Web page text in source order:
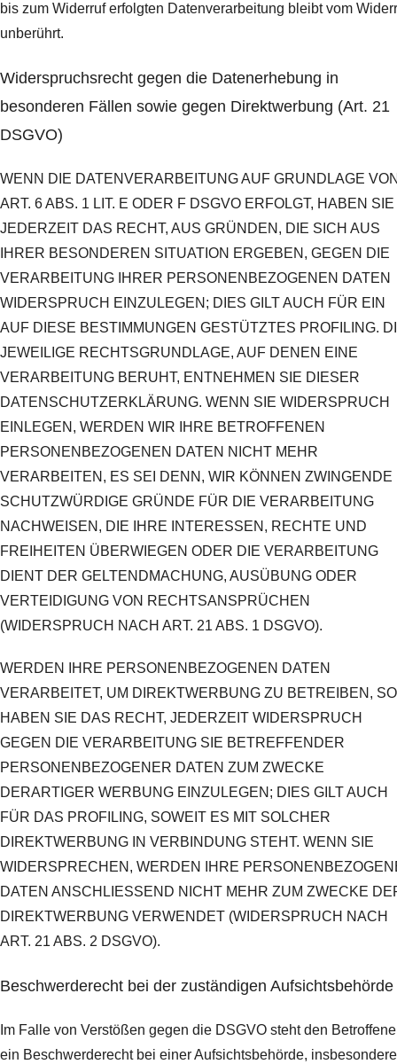
bis zum Widerruf erfolgten Datenverarbeitung bleibt vom
unberührt.
Widerspruchsrecht gegen die Datenerhebung in
besonderen Fällen sowie gegen Direktwerbung (Art. 21
DSGVO)
WENN DIE DATENVERARBEITUNG AUF GRUNDLAGE
ART. 6 ABS. 1 LIT. E ODER F DSGVO ERFOLGT, HABEN SIE
JEDERZEIT DAS RECHT, AUS GRÜNDEN, DIE SICH AUS
IHRER BESONDEREN SITUATION ERGEBEN, GEGEN DIE
VERARBEITUNG IHRER PERSONENBEZOGENEN DATEN
WIDERSPRUCH EINZULEGEN; DIES GILT AUCH FÜR EIN
AUF DIESE BESTIMMUNGEN GESTÜTZTES PROFILING.
JEWEILIGE RECHTSGRUNDLAGE, AUF DENEN EINE
VERARBEITUNG BERUHT, ENTNEHMEN SIE DIESER
DATENSCHUTZERKLÄRUNG. WENN SIE WIDERSPRUCH
EINLEGEN, WERDEN WIR IHRE BETROFFENEN
PERSONENBEZOGENEN DATEN NICHT MEHR
VERARBEITEN, ES SEI DENN, WIR KÖNNEN ZWINGENDE
SCHUTZWÜRDIGE GRÜNDE FÜR DIE VERARBEITUNG
NACHWEISEN, DIE IHRE INTERESSEN, RECHTE UND
FREIHEITEN ÜBERWIEGEN ODER DIE VERARBEITUNG
DIENT DER GELTENDMACHUNG, AUSÜBUNG ODER
VERTEIDIGUNG VON RECHTSANSPRÜCHEN
(WIDERSPRUCH NACH ART. 21 ABS. 1 DSGVO).
WERDEN IHRE PERSONENBEZOGENEN DATEN
VERARBEITET, UM DIREKTWERBUNG ZU BETREIBEN, SO
HABEN SIE DAS RECHT, JEDERZEIT WIDERSPRUCH
GEGEN DIE VERARBEITUNG SIE BETREFFENDER
PERSONENBEZOGENER DATEN ZUM ZWECKE
DERARTIGER WERBUNG EINZULEGEN; DIES GILT AUCH
FÜR DAS PROFILING, SOWEIT ES MIT SOLCHER
DIREKTWERBUNG IN VERBINDUNG STEHT. WENN SIE
WIDERSPRECHEN, WERDEN IHRE
DATEN ANSCHLIESSEND NICHT MEHR ZUM ZWECKE
DIREKTWERBUNG VERWENDET (WIDERSPRUCH NACH
ART. 21 ABS. 2 DSGVO).
Beschwerde­recht bei der zuständigen Aufsichts­behörde
Im Falle von Verstößen gegen die DSGVO steht den
ein Beschwerderecht bei einer Aufsichtsbehörde,